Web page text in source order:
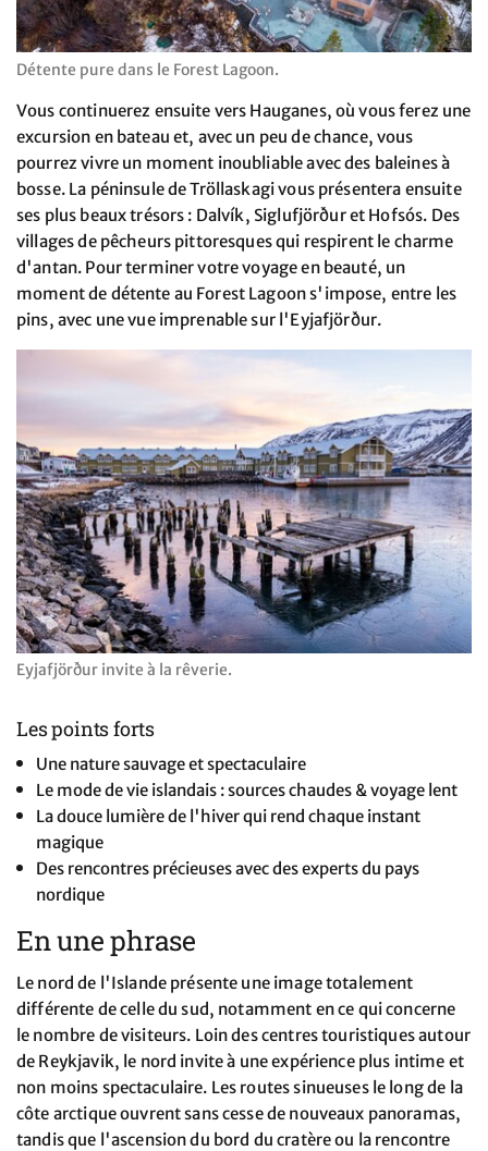
Détente pure dans le Forest Lagoon.
Vous continuerez ensuite vers Hauganes, où vous ferez une
excursion en bateau et, avec un peu de chance, vous
pourrez vivre un moment inoubliable avec des baleines à
bosse. La péninsule de Tröllaskagi vous présentera ensuite
ses plus beaux trésors : Dalvík, Siglufjörður et Hofsós. Des
villages de pêcheurs pittoresques qui respirent le charme
d'antan. Pour terminer votre voyage en beauté, un
moment de détente au Forest Lagoon s'impose, entre les
pins, avec une vue imprenable sur l'Eyjafjörður.
Eyjafjörður invite à la rêverie.
Les points forts
Une nature sauvage et spectaculaire
Le mode de vie islandais : sources chaudes & voyage lent
La douce lumière de l'hiver qui rend chaque instant
magique
Des rencontres précieuses avec des experts du pays
nordique
En une phrase
Le nord de l'Islande présente une image totalement
différente de celle du sud, notamment en ce qui concerne
le nombre de visiteurs. Loin des centres touristiques autour
de Reykjavik, le nord invite à une expérience plus intime et
non moins spectaculaire. Les routes sinueuses le long de la
côte arctique ouvrent sans cesse de nouveaux panoramas,
tandis que l'ascension du bord du cratère ou la rencontre